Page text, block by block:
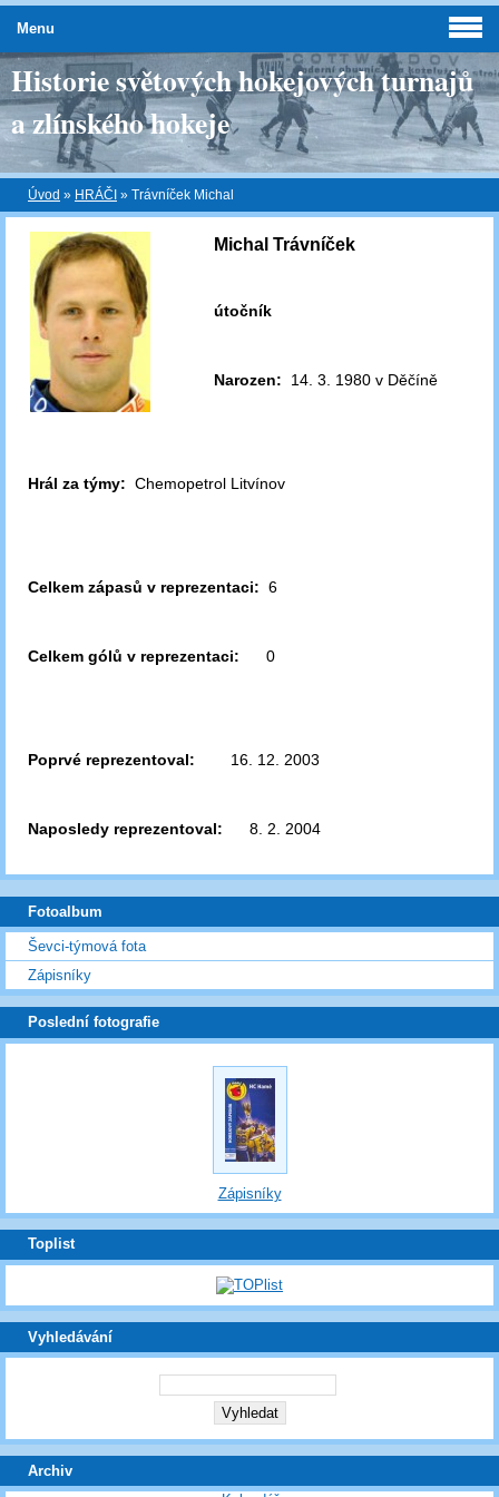
Historie světových hokejových turnajů
a zlínského hokeje
Úvod » HRÁČI » Trávníček Michal
Michal Trávníček
útočník
Narozen: 14. 3. 1980 v Děčíně
Hrál za týmy: Chemopetrol Litvínov
Celkem zápasů v reprezentaci: 6
Celkem gólů v reprezentaci: 0
Poprvé reprezentoval: 16. 12. 2003
Naposledy reprezentoval: 8. 2. 2004
Menu
Fotoalbum
Ševci-týmová fota
Zápisníky
Poslední fotografie
Zápisníky
Toplist
Vyhledávání
Archiv